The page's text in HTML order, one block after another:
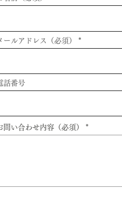
ングオフについて
きません。
売したチケットには、クーリン
ールアドレス（必須）
話番号
問い合わせ内容（必須）